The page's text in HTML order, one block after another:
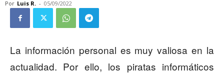
Por Luis R. - 05/09/2022
La información personal es muy valiosa en la
actualidad. Por ello, los piratas informáticos